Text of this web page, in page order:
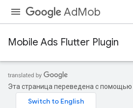
AdMob
Mobile Ads Flutter Plugin
Эта страница переведена с помощью